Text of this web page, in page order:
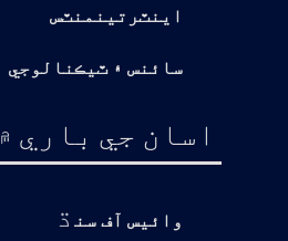
اينٽرتينمنٽس
سائنس ۽ ٽيڪنالوجي
اسان جي باري ۾
وائيس آف سن ڌ